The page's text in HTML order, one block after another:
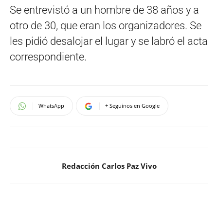
Se entrevistó a un hombre de 38 años y a
otro de 30, que eran los organizadores. Se
les pidió desalojar el lugar y se labró el acta
correspondiente.
WhatsApp + Seguinos en Google
Redacción Carlos Paz Vivo